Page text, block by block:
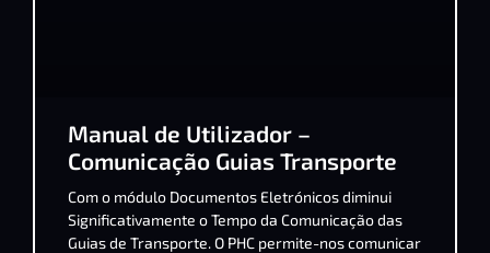
Manual de Utilizador –
Comunicação Guias Transporte
Com o módulo Documentos Eletrónicos diminui
Significativamente o Tempo da Comunicação das
Guias de Transporte. O PHC permite-nos comunicar